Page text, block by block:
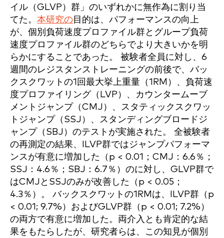
イル（GLVP）群」のいずれかに無作為に割り当
てた。 本研究の目的は、パフォーマンスの向上
が、個別負荷速度プロファイル群とグループ負荷
速度プロファイル群のどちらでより大きいかを明
らかにすることであった。 被験者全員に対し、6
週間のレジスタンストレーニングの前後で、バッ
クスクワットの1回最大挙上重量（1RM）、負荷速
度プロファイリング（LVP）、カウンタームーブ
メントジャンプ（CMJ）、スタティックスクワッ
トジャンプ（SSJ）、スタンディングブロードジ
ャンプ（SBJ）のテストが実施された。 全被験者
の再測定の結果、ILVP群ではジャンプパフォーマ
ンスが有意に増加した（p < 0.01；CMJ：6.6％；
SSJ：4.6％；SBJ：6.7％）のに対し、GLVP群で
はCMJとSSJのみが改善した（p < 0.05；
4.3％）。 バックスクワットの1RMは、ILVP群（p
< 0.01; 9.7%）およびGLVP群（p < 0.01; 7.2%）
の両方で有意に増加した。両介入とも肯定的な結
果をもたらしたが、研究者らは、この知見が個別